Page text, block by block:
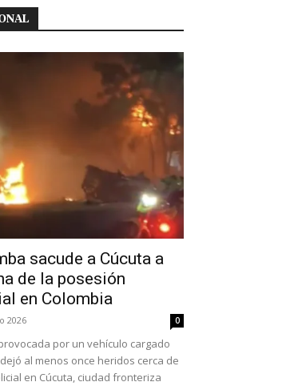
sacude a Cúcuta a
de la posesión
en Colombia
2026 0
por un vehículo cargado
al menos once heridos cerca de
en Cúcuta, ciudad fronteriza